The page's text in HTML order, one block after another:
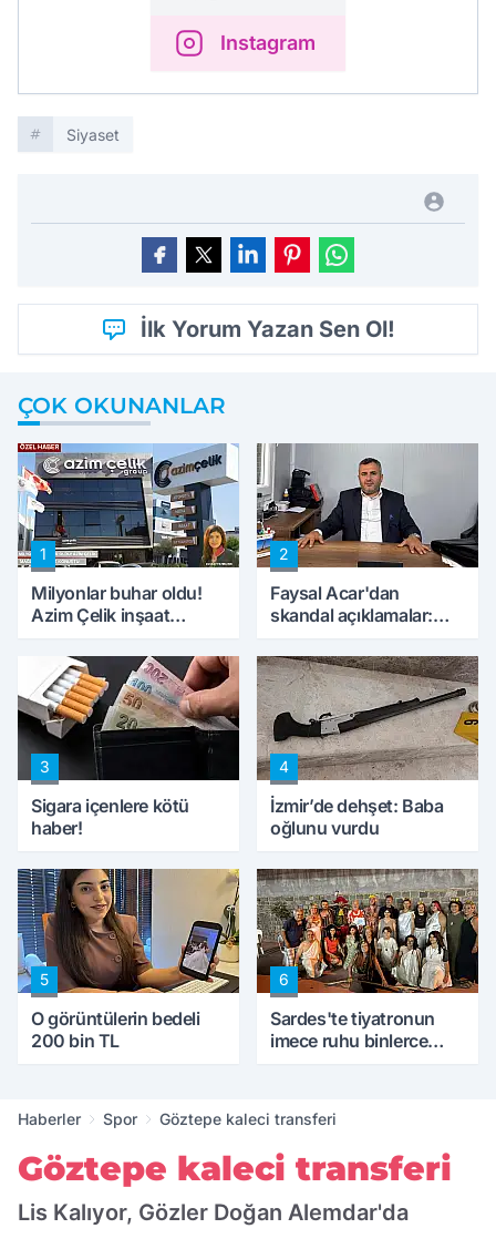
Instagram
Siyaset
İlk Yorum Yazan Sen Ol!
ÇOK OKUNANLAR
1
Milyonlar buhar oldu!
Azim Çelik inşaat
konuştu
2
Faysal Acar'dan
skandal açıklamalar:
peynircilerimizi de
kıskaca aldı, müdahale
ettik'
3
Sigara içenlere kötü
haber!
4
İzmir’de dehşet: Baba
oğlunu vurdu
5
O görüntülerin bedeli
200 bin TL
6
Sardes'te tiyatronun
imece ruhu binlerce
Haberler Spor Göztepe kaleci transferi
Göztepe kaleci transferi
Lis Kalıyor, Gözler Doğan Alemdar'da